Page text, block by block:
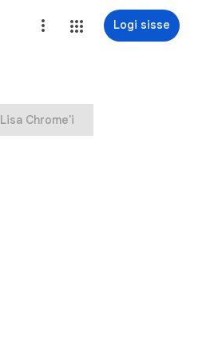
Logi sisse
Lisa Chrome'i